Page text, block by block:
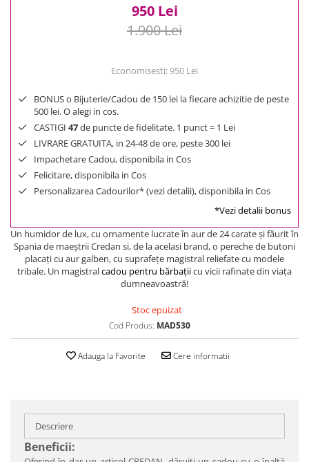
950 Lei
1.900 Lei
Economisesti:950 Lei
BONUS o Bijuterie/Cadou de 150 lei la fiecare achizitie de peste
500 lei. O alegi in cos.
CASTIGI 47de puncte de fidelitate. 1 punct = 1 Lei
LIVRARE GRATUITA, in 24-48 de ore, peste 300 lei
Impachetare Cadou, disponibila in Cos
Felicitare, disponibila in Cos
Personalizarea Cadourilor* (vezi detalii), disponibila in Cos
*Vezi detalii bonus
Un humidor de lux, cu ornamente lucrate în aur de 24 carate şi făurit în
Spania de maeştrii Credan si, de la acelasi brand,o pereche de butoni
placaţi cu aur galben, cu suprafeţe magistral reliefate cu modele
tribale. Un magistralcadou pentru bărbaţiicu vicii rafinate din viaţa
dumneavoastră!
Stoc epuizat
Cod Produs: MAD530
Adauga la Favorite Cere informatii
Descriere
Beneficii: